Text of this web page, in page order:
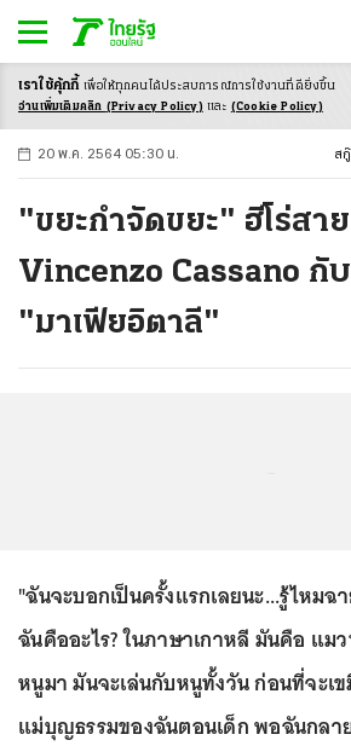
-ก ก ก+
20 พ.ค. 2564 05:30 น. ส
"ขยะกำจัดขยะ" ฮีโร่สา
Vincenzo Cassano กั
"มาเฟียอิตาลี"
"ฉันจะบอกเป็นครั้งแรกเลยนะ...รู้ไหมฉ
ฉันคืออะไร? ในภาษาเกาหลี มันคือ แ
หนูมา มันจะเล่นกับหนูทั้งวัน ก่อนที่จะเ
แม่บุญธรรมของฉันตอนเด็ก พอฉันกลา
เราใช้คุ้กกี้ เพื่อให้ทุกคนได้ประสบการณ์การใช้งานที่ดียิ่งขึ้น
อ่านเพิ่มเติมคลิก (Privacy Policy) และ (Cookie Policy)